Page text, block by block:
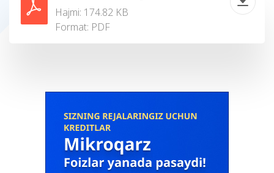
Hajmi: 174.82 KB
Format: PDF